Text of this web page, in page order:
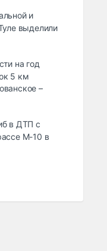
и
выделили
на год
5 км
–
в ДТП с
М-10 в